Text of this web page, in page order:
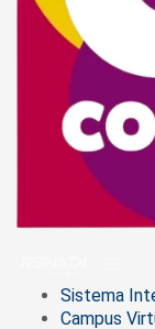
Sistema
Campus